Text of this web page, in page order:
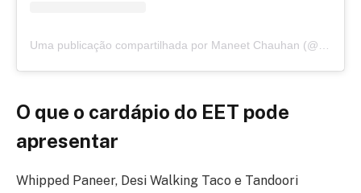
Uma publicação compartilhada por Maneet Chauhan (@maneetchauhan)
O que o cardápio do EET pode
apresentar
Whipped Paneer, Desi Walking Taco e Tandoori